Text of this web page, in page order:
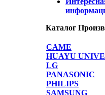
Каталог
CAME
HUAYU
LG
PANASONIC
PHILIPS
SAMSUNG